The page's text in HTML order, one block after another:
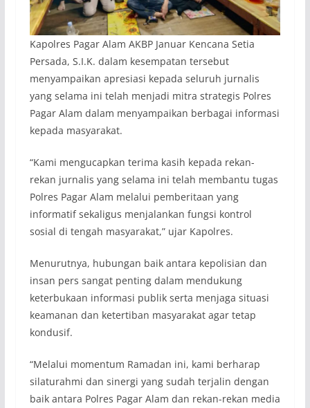
Kapolres Pagar Alam AKBP Januar Kencana Setia
Persada, S.I.K. dalam kesempatan tersebut
menyampaikan apresiasi kepada seluruh jurnalis
yang selama ini telah menjadi mitra strategis Polres
Pagar Alam dalam menyampaikan berbagai informasi
kepada masyarakat.
“Kami mengucapkan terima kasih kepada rekan-
rekan jurnalis yang selama ini telah membantu tugas
Polres Pagar Alam melalui pemberitaan yang
informatif sekaligus menjalankan fungsi kontrol
sosial di tengah masyarakat,” ujar Kapolres.
Menurutnya, hubungan baik antara kepolisian dan
insan pers sangat penting dalam mendukung
keterbukaan informasi publik serta menjaga situasi
keamanan dan ketertiban masyarakat agar tetap
kondusif.
“Melalui momentum Ramadan ini, kami berharap
silaturahmi dan sinergi yang sudah terjalin dengan
baik antara Polres Pagar Alam dan rekan-rekan media